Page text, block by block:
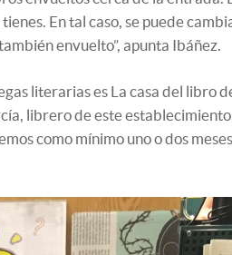
En tal caso, se puede
envuelto”, apunta Ibáñez.
literarias es La casa del libro
librero de este
como mínimo uno o dos meses